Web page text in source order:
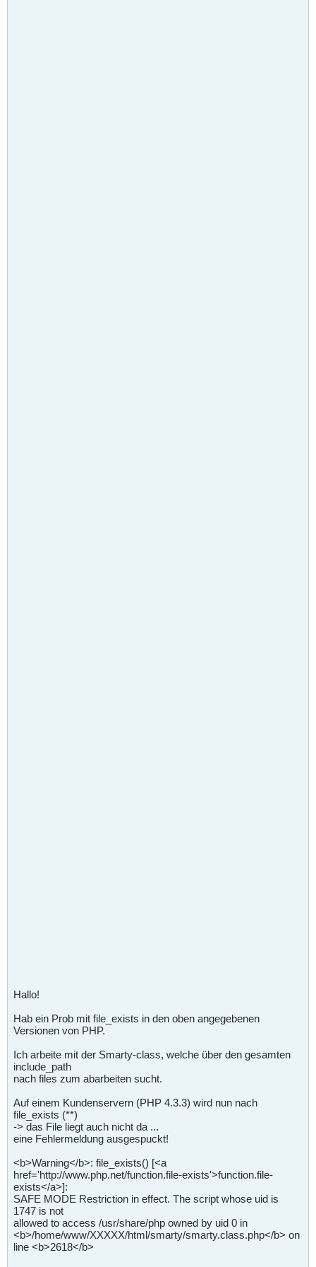
Hallo!
Hab ein Prob mit file_exists in den oben angegebenen
Versionen von PHP.
Ich arbeite mit der Smarty-class, welche über den gesamten
include_path
nach files zum abarbeiten sucht.
Auf einem Kundenservern (PHP 4.3.3) wird nun nach
file_exists (**)
-> das File liegt auch nicht da ...
eine Fehlermeldung ausgespuckt!
<b>Warning</b>: file_exists() [<a
href='http://www.php.net/function.file-exists'>function.file-
exists</a>]:
SAFE MODE Restriction in effect. The script whose uid is
1747 is not
allowed to access /usr/share/php owned by uid 0 in
<b>/home/www/XXXXX/html/smarty/smarty.class.php</b> on
line <b>2618</b>